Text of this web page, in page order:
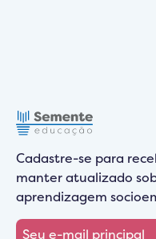
Cadastre-se para
manter atualizado
aprendizagem